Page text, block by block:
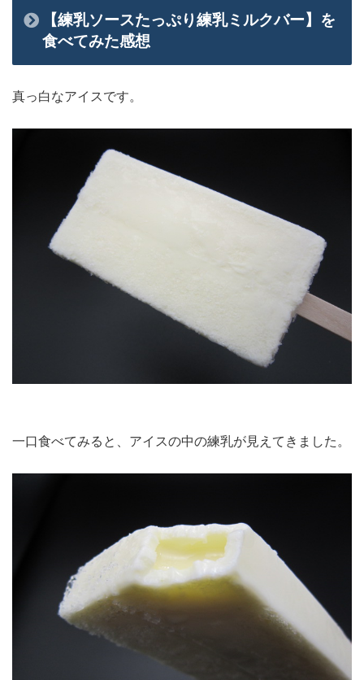
【練乳ソースたっぷり練乳ミルクバー】を
食べてみた感想
真っ白なアイスです。
一口食べてみると、アイスの中の練乳が見えてきました。